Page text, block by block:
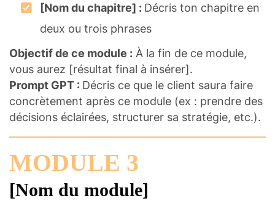
[Nom du chapitre] : Décris ton chapitre en
deux ou trois phrases
Objectif de ce module : À la fin de ce module,
vous aurez [résultat final à insérer].
Prompt GPT : Décris ce que le client saura faire
concrètement après ce module (ex : prendre des
décisions éclairées, structurer sa stratégie, etc.).
MODULE 3
[Nom du module]